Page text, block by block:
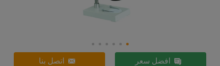
افضل سعر اتصل بنا